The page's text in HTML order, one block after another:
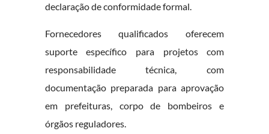
declaração de conformidade formal.
Fornecedores qualificados oferecem
suporte específico para projetos com
responsabilidade técnica, com
documentação preparada para aprovação
em prefeituras, corpo de bombeiros e
órgãos reguladores.